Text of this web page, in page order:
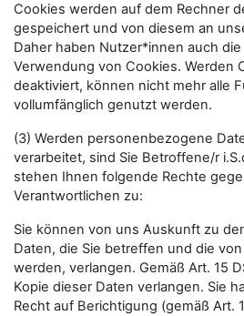
Cookies werden auf dem Rechner
gespeichert und von diesem an
Daher haben Nutzer*innen auch
Verwendung von Cookies. Werden
deaktiviert, können nicht mehr alle
vollumfänglich genutzt werden.
(3) Werden personenbezogene
verarbeitet, sind Sie Betroffene/r
stehen Ihnen folgende Rechte
Verantwortlichen zu:
Sie können von uns Auskunft zu
Daten, die Sie betreffen und die
werden, verlangen. Gemäß Art. 15
Kopie dieser Daten verlangen. Sie
Recht auf Berichtigung (gemäß Art.